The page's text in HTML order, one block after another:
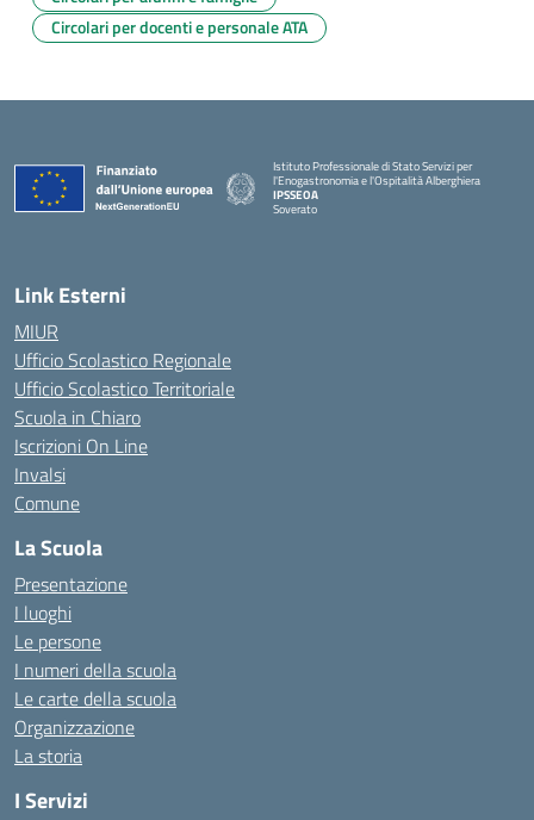
Circolari per docenti e personale ATA
Istituto Professionale di Stato Servizi per
l'Enogastronomia e l'Ospitalità Alberghiera
IPSSEOA
Soverato
Link Esterni
MIUR
Ufficio Scolastico Regionale
Ufficio Scolastico Territoriale
Scuola in Chiaro
Iscrizioni On Line
Invalsi
Comune
La Scuola
Presentazione
I luoghi
Le persone
I numeri della scuola
Le carte della scuola
Organizzazione
La storia
I Servizi